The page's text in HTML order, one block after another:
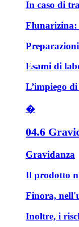
In caso di
Flunarizina:
Esami di
L’impiego
�
04.6
Gravidanza
Il prodotto
Finora,
Inoltre, i